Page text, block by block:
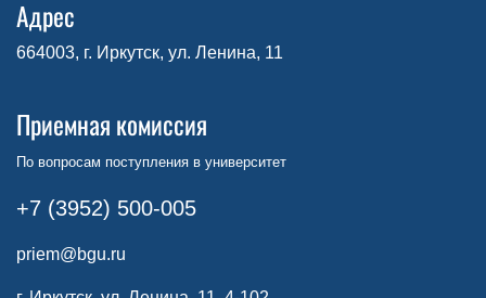
Адрес
664003, г. Иркутск, ул. Ленина, 11
Приемная комиссия
По вопросам поступления в университет
+7 (3952) 500-005
priem@bgu.ru